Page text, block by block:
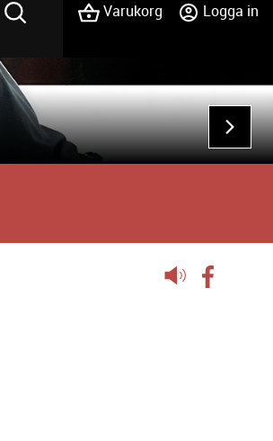
Varukorg Logga in
NÄSTA
Lyssna